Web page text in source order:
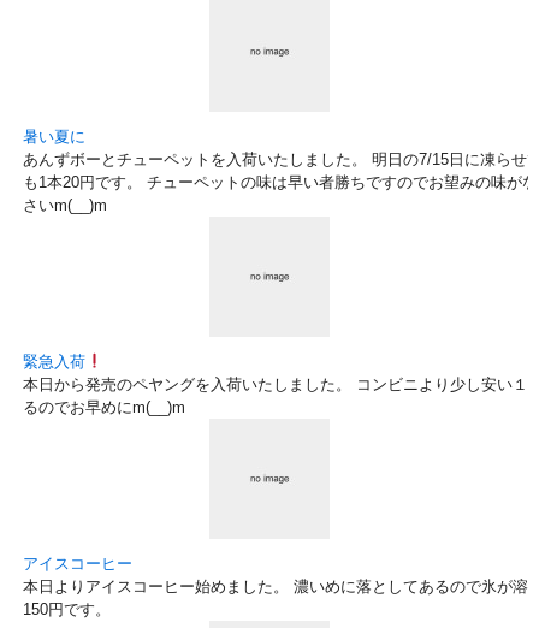
暑い夏に
あんずボーとチューペットを入荷いたしました。 明日の7/15日に凍らせ
も1本20円です。 チューペットの味は早い者勝ちですのでお望みの味が
さいm(__)m
緊急入荷
本日から発売のペヤングを入荷いたしました。 コンビニより少し安い１
るのでお早めにm(__)m
アイスコーヒー
本日よりアイスコーヒー始めました。 濃いめに落としてあるので氷が溶
150円です。